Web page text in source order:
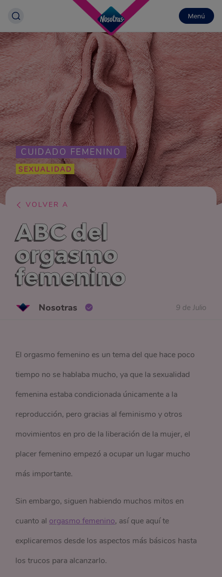
Menú
CUIDADO FEMENINO
SEXUALIDAD
VOLVER A
ABC del
orgasmo
femenino
Nosotras 9 de Julio
El orgasmo femenino es un tema del que hace poco
tiempo no se hablaba mucho, ya que la sexualidad
femenina estaba condicionada únicamente a la
reproducción, pero gracias al feminismo y otros
movimientos en pro de la liberación de la mujer, el
placer femenino empezó a ocupar un lugar mucho
más importante.
Sin embargo, siguen habiendo muchos mitos en
cuanto al orgasmo femenino, así que aquí te
explicaremos desde los aspectos más básicos hasta
los trucos para alcanzarlo.